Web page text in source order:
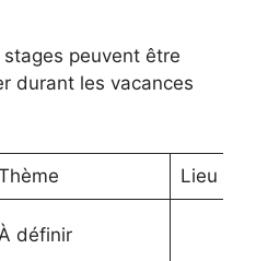
stages peuvent être
durant les vacances
Lieu
À définir